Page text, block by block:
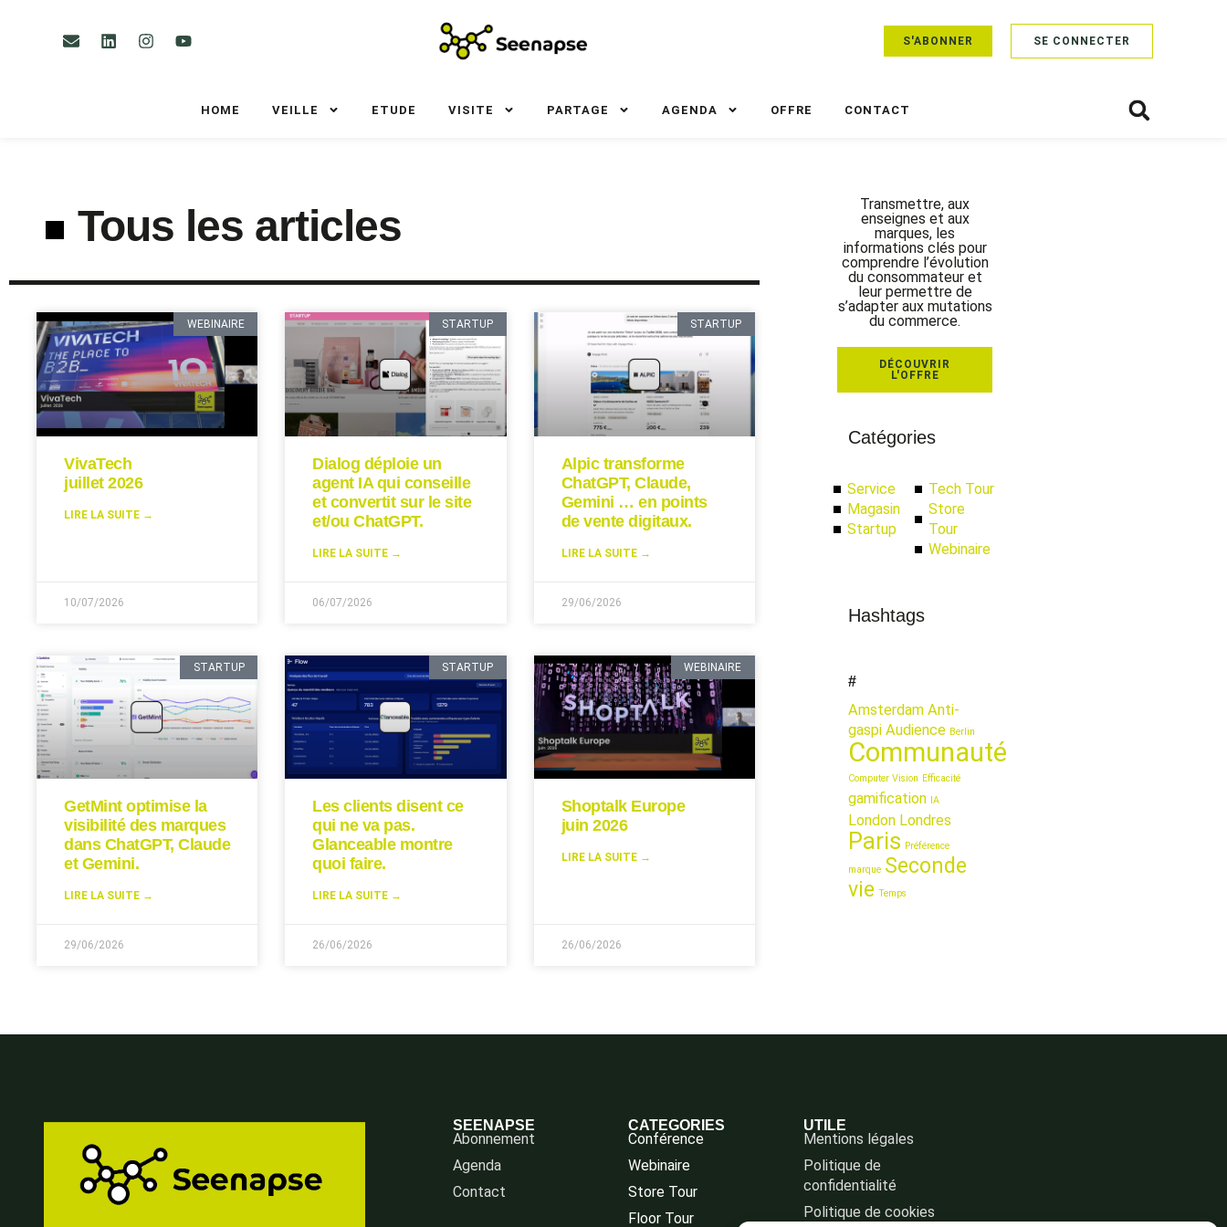
S'ABONNER SE CONNECTER
HOME VEILLE ETUDE VISITE PARTAGE AGENDA OFFRE CONTACT
Tous les articles
WEBINAIRE
VivaTech
juillet 2026
LIRE LA SUITE →
10/07/2026
STARTUP
Dialog déploie un
agent IA qui conseille
et convertit sur le site
et/ou ChatGPT.
LIRE LA SUITE →
06/07/2026
STARTUP
Alpic transforme
ChatGPT, Claude,
Gemini … en points
de vente digitaux.
LIRE LA SUITE →
29/06/2026
STARTUP
GetMint optimise la
visibilité des marques
dans ChatGPT, Claude
et Gemini.
LIRE LA SUITE →
29/06/2026
STARTUP
Les clients disent ce
qui ne va pas.
Glanceable montre
quoi faire.
LIRE LA SUITE →
26/06/2026
WEBINAIRE
Shoptalk Europe
juin 2026
LIRE LA SUITE →
26/06/2026
Transmettre, aux
enseignes et aux
marques, les
informations clés pour
comprendre l’évolution
du consommateur et
leur permettre de
s’adapter aux mutations
du commerce.
DÉCOUVRIR
L'OFFRE
Catégories
Service
Magasin
Startup
Tech Tour
Store
Tour
Webinaire
Hashtags
#
Amsterdam Anti-
gaspi Audience Berlin
Communauté
Computer Vision Efficacité
gamification IA
London Londres
Paris Préférence
marque Seconde
vie Temps
SEENAPSE
Abonnement
Agenda
Contact
CATEGORIES
Conférence
Webinaire
Store Tour
Floor Tour
UTILE
Mentions légales
Politique de
confidentialité
Politique de cookies